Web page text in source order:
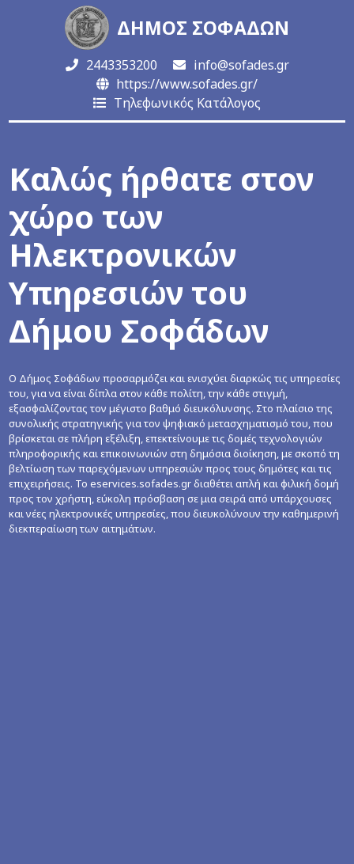
ΔΗΜΟΣ ΣΟΦΑΔΩΝ
2443353200
info@sofades.gr
https://www.sofades.gr/
Τηλεφωνικός Κατάλογος
Καλώς ήρθατε στον
χώρο των
Ηλεκτρονικών
Υπηρεσιών του
Δήμου Σοφάδων
Ο Δήμος Σοφάδων προσαρμόζει και ενισχύει διαρκώς τις υπηρεσίες
του, για να είναι δίπλα στον κάθε πολίτη, την κάθε στιγμή,
εξασφαλίζοντας τον μέγιστο βαθμό διευκόλυνσης. Στο πλαίσιο της
συνολικής στρατηγικής για τον ψηφιακό μετασχηματισμό του, που
βρίσκεται σε πλήρη εξέλιξη, επεκτείνουμε τις δομές τεχνολογιών
πληροφορικής και επικοινωνιών στη δημόσια διοίκηση, με σκοπό τη
βελτίωση των παρεχόμενων υπηρεσιών προς τους δημότες και τις
επιχειρήσεις. Το eservices.sofades.gr διαθέτει απλή και φιλική δομή
προς τον χρήστη, εύκολη πρόσβαση σε μια σειρά από υπάρχουσες
και νέες ηλεκτρονικές υπηρεσίες, που διευκολύνουν την καθημερινή
διεκπεραίωση των αιτημάτων.